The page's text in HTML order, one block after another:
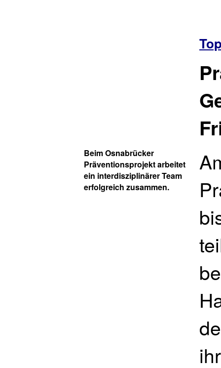
Beim Osnabrücker
Präventionsprojekt arbeitet
ein interdisziplinärer Team
erfolgreich zusammen.